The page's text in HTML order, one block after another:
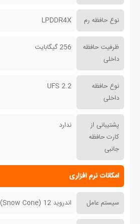
نوع حافظه رم LPDDR4X
ظرفیت حافظه
داخلی
256 گیگابایت
نوع حافظه
داخلی
UFS 2.2
پشتیبانی از
کارت حافظه
جانبی
ندارد
امکانات نرم افزاری
سیستم عامل اندروید 12 (Snow Cone)